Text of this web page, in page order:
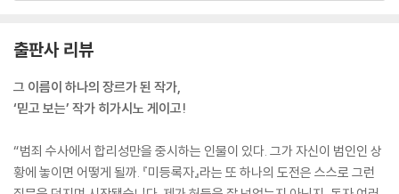
이상이 반대하는 듯했다. 자신의 유전자에 관한 정보를 국가가 관리하고
있다는 것은 아무래도 기분 나쁘다는 생리적인 이유가 대부분이었다. 여론
은 아사마의 예상과 같았지만, 국회의 흐름은 가구라가 단언한 대로였다.
에 가까운 형태로 가결했다.
--- p.38~39
출판사 리뷰
그 이름이 하나의 장르가 된 작가,
‘믿고 보는’ 작가 히가시노 게이고!
“범죄 수사에서 합리성만을 중시하는 인물이 있다. 그가 자신이 범인인 상
황에 놓이면 어떻게 될까. 『미등록자』라는 또 하나의 도전은 스스로 그런